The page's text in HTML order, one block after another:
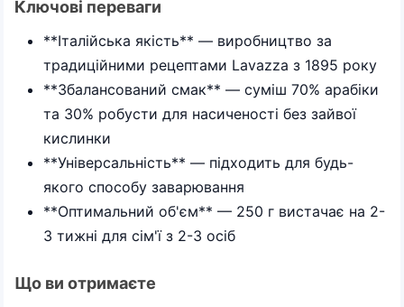
Ключові переваги
**Італійська якість** — виробництво за
традиційними рецептами Lavazza з 1895 року
**Збалансований смак** — суміш 70% арабіки
та 30% робусти для насиченості без зайвої
кислинки
**Універсальність** — підходить для будь-
якого способу заварювання
**Оптимальний об'єм** — 250 г вистачає на 2-
3 тижні для сім'ї з 2-3 осіб
Що ви отримаєте